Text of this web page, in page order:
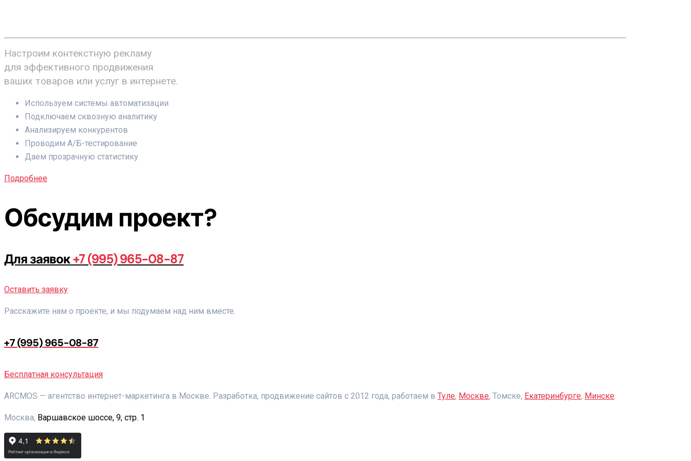
Настроим контекстную рекламу
для эффективного продвижения
ваших товаров или услуг в интернете.
Используем системы автоматизации
Подключаем сквозную аналитику
Анализируем конкурентов
Проводим А/Б-тестирование
Даем прозрачную статистику
Подробнее
Обсудим проект?
Для заявок+7 (995) 965-08-87
Оставить заявку
Расскажите нам о проекте, и мы подумаем над ним вместе.
+7 (995) 965-08-87
Бесплатная консультация
ARCMOS — агентство интернет-маркетинга в Москве. Разработка, продвижение сайтов с 2012 года, работаем в Туле, Москве, Томске, Екатеринбурге, Минске.
Москва, Варшавское шоссе, 9, стр. 1